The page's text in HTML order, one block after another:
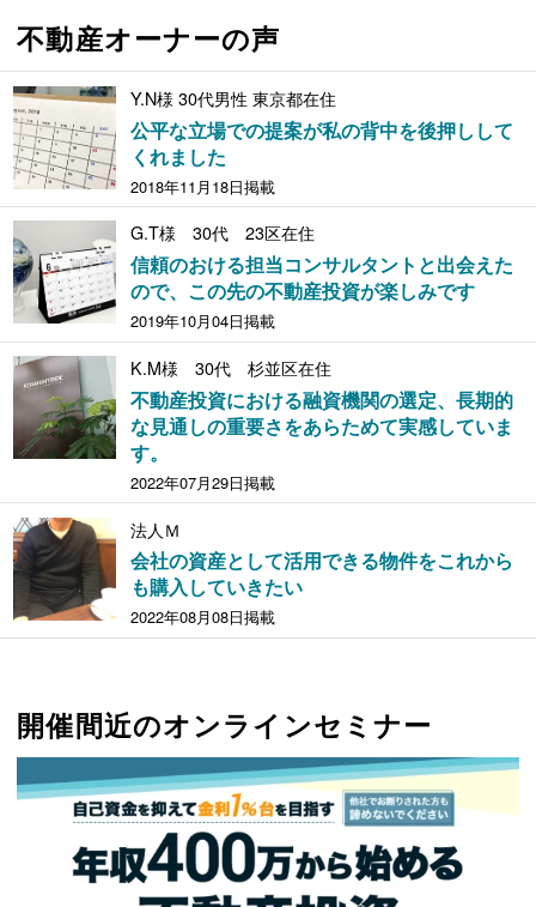
不動産オーナーの声
Y.N様 30代男性 東京都在住
公平な立場での提案が私の背中を後押しして
くれました
2018年11月18日掲載
G.T様 30代 23区在住
信頼のおける担当コンサルタントと出会えた
ので、この先の不動産投資が楽しみです
2019年10月04日掲載
K.M様 30代 杉並区在住
不動産投資における融資機関の選定、長期的
な見通しの重要さをあらためて実感していま
す。
2022年07月29日掲載
法人Ｍ
会社の資産として活用できる物件をこれから
も購入していきたい
2022年08月08日掲載
開催間近のオンラインセミナー